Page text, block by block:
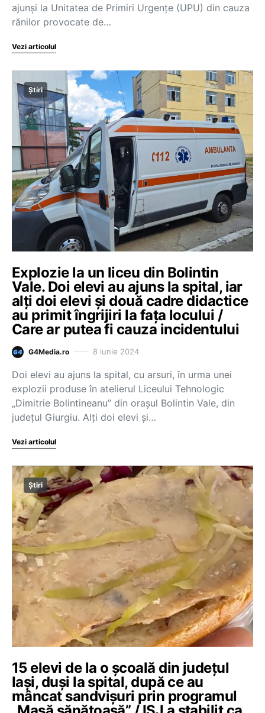
ajunşi la Unitatea de Primiri Urgenţe (UPU) din cauza
rănilor provocate de…
Vezi articolul
Știri
Explozie la un liceu din Bolintin
Vale. Doi elevi au ajuns la spital, iar
alţi doi elevi şi două cadre didactice
au primit îngrijiri la faţa locului /
Care ar putea fi cauza incidentului
G4Media.ro 8 iunie 2024
Doi elevi au ajuns la spital, cu arsuri, în urma unei
explozii produse în atelierul Liceului Tehnologic
„Dimitrie Bolintineanu” din oraşul Bolintin Vale, din
judeţul Giurgiu. Alţi doi elevi şi…
Vezi articolul
Știri
15 elevi de la o școală din județul
Iași, duşi la spital, după ce au
mâncat sandvișuri prin programul